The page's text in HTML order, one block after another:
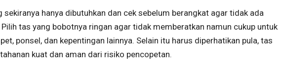
sekiranya hanya dibutuhkan dan cek sebelum berangkat agar tidak ada
tas yang bobotnya ringan agar tidak memberatkan namun cukup untuk
ponsel, dan kepentingan lainnya. Selain itu harus diperhatikan pula, tas
kuat dan aman dari risiko pencopetan.